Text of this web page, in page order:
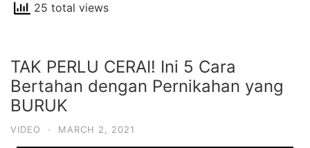
25 total views
TAK PERLU CERAI! Ini 5 Cara
Bertahan dengan Pernikahan yang
BURUK
VIDEO · MARCH 2, 2021